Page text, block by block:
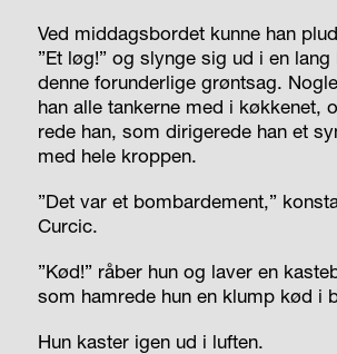
Ved middagsbordet kunne han
”Et løg!” og slynge sig ud i en
denne forunderlige grøntsag.
han alle tankerne med i køkkenet,
rede han, som dirigerede han et
med hele kroppen.
”Det var et bombardement,”
Curcic.
”Kød!” råber hun og laver en
som hamrede hun en klump kød i
Hun kaster igen ud i luften.